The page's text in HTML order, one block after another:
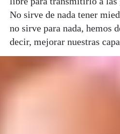
No sirve de nada tener
no sirve para nada, hemos
decir, mejorar nuestras